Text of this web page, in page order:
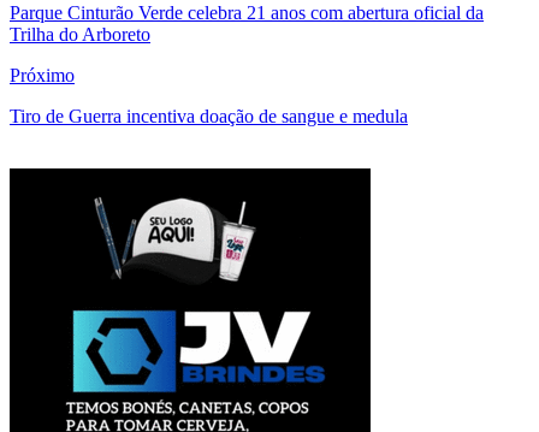
Parque Cinturão Verde celebra 21 anos com abertura oficial da
Trilha do Arboreto
Próximo
Tiro de Guerra incentiva doação de sangue e medula